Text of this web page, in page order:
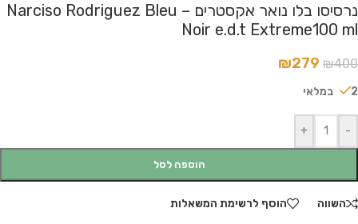
נרסיסו בלו נואר אקסטרים – Narciso Rodriguez Bleu
Noir e.d.t Extreme100 ml
₪400
₪279
2 במלאי
-
+
הוספה לסל
השווה הוסף לרשימת המשאלות